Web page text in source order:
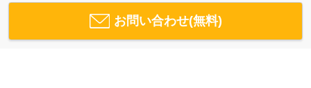
お問い合わせ(無料)